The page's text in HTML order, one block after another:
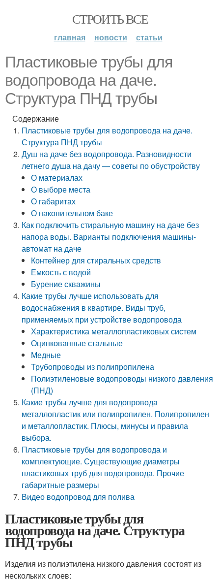
СТРОИТЬ ВСЕ
главная новости статьи
Пластиковые трубы для
водопровода на даче.
Структура ПНД трубы
Содержание
Пластиковые трубы для водопровода на даче.
Структура ПНД трубы
Душ на даче без водопровода. Разновидности
летнего душа на дачу — советы по обустройству
О материалах
О выборе места
О габаритах
О накопительном баке
Как подключить стиральную машину на даче без
напора воды. Варианты подключения машины-
автомат на даче
Контейнер для стиральных средств
Емкость с водой
Бурение скважины
Какие трубы лучше использовать для
водоснабжения в квартире. Виды труб,
применяемых при устройстве водопровода
Характеристика металлопластиковых систем
Оцинкованные стальные
Медные
Трубопроводы из полипропилена
Полиэтиленовые водопроводы низкого давления
(ПНД)
Какие трубы лучше для водопровода
металлопластик или полипропилен. Полипропилен
и металлопластик. Плюсы, минусы и правила
выбора.
Пластиковые трубы для водопровода и
комплектующие. Существующие диаметры
пластиковых труб для водопровода. Прочие
габаритные размеры
Видео водопровод для полива
Пластиковые трубы для
водопровода на даче. Структура
ПНД трубы
Изделия из полиэтилена низкого давления состоят из
нескольких слоев: